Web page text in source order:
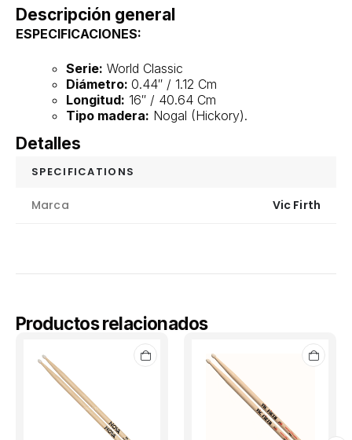
Descripción general
ESPECIFICACIONES:
Serie: World Classic
Diámetro: 0.44″ / 1.12 Cm
Longitud: 16″ / 40.64 Cm
Tipo madera: Nogal (Hickory).
Detalles
SPECIFICATIONS
Marca Vic Firth
Productos relacionados